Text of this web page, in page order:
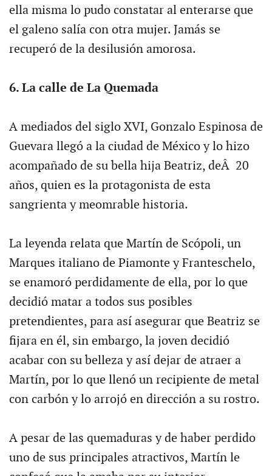
ella misma lo pudo constatar al enterarse que
el galeno salía con otra mujer. Jamás se
recuperó de la desilusión amorosa.
6. La calle de La Quemada
A mediados del siglo XVI, Gonzalo Espinosa de
Guevara llegó a la ciudad de México y lo hizo
acompañado de su bella hija Beatriz, deÂ 20
años, quien es la protagonista de esta
sangrienta y meomrable historia.
La leyenda relata que Martín de Scópoli, un
Marques italiano de Piamonte y Franteschelo,
se enamoró perdidamente de ella, por lo que
decidió matar a todos sus posibles
pretendientes, para así asegurar que Beatriz se
fijara en él, sin embargo, la joven decidió
acabar con su belleza y así dejar de atraer a
Martín, por lo que llenó un recipiente de metal
con carbón y lo arrojó en dirección a su rostro.
A pesar de las quemaduras y de haber perdido
uno de sus principales atractivos, Martín le